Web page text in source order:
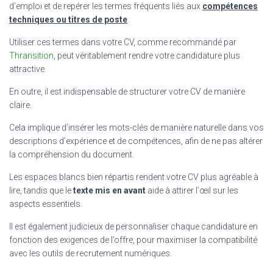
d’emploi et de repérer les termes fréquents liés aux compétences
techniques ou titres de poste
Utiliser ces termes dans votre CV, comme recommandé par
Thransition , peut véritablement rendre votre candidature plus
attractive.
En outre, il est indispensable de structurer votre CV de manière
claire.
Cela implique d’insérer les mots-clés de manière naturelle dans vos
descriptions d’expérience et de compétences, afin de ne pas altérer
la compréhension du document.
Les espaces blancs bien répartis rendent votre CV plus agréable à
lire, tandis que letexte mis en avant aide à attirer l’œil sur les
aspects essentiels.
Il est également judicieux de personnaliser chaque candidature en
fonction des exigences de l’offre, pour maximiser la compatibilité
avec les outils de recrutement numériques.